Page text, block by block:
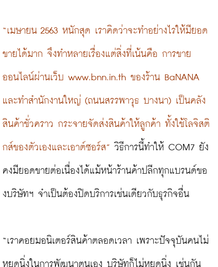
“เมษายน 2563 หนักสุด เราคิดว่าจะทำอย่างไรให้มียอด
ขายได้มาก จึงทำหลายเรื่องแต่สิ่งที่เน้นคือ การขาย
ออนไลน์ผ่านเว็บ www.bnn.in.th ของร้าน BaNANA
และทำสำนักงานใหญ่ (ถนนสรรพาวุธ บางนา) เป็นคลัง
สินค้าชั่วคราว กระจายจัดส่งสินค้าให้ลูกค้า ทั้งใช้โลจิสติ
กส์ของตัวเองและเอาต์ซอร์ส” วิธีการนี้ทำให้ COM7 ยัง
คงมียอดขายต่อเนื่องได้แม้หน้าร้านค้าปลีกทุกแบรนด์ขอ
งบริษัทฯ จำเป็นต้องปิดบริการเช่นเดียวกับธุรกิจอื่น
“เราคอยมอนิเตอร์สินค้าตลอดเวลา เพราะปัจจุบันคนไม่
หยุดนิ่งในการพัฒนาตนเอง บริษัทก็ไม่หยุดนิ่ง เช่นกัน